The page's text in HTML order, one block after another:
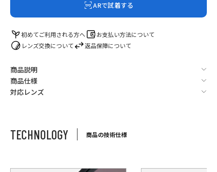
ARで試着する
初めてご利用される方へ
お支払い方法について
レンズ交換について
返品保障について
商品説明
商品仕様
対応レンズ
TECHNOLOGY 商品の技術仕様